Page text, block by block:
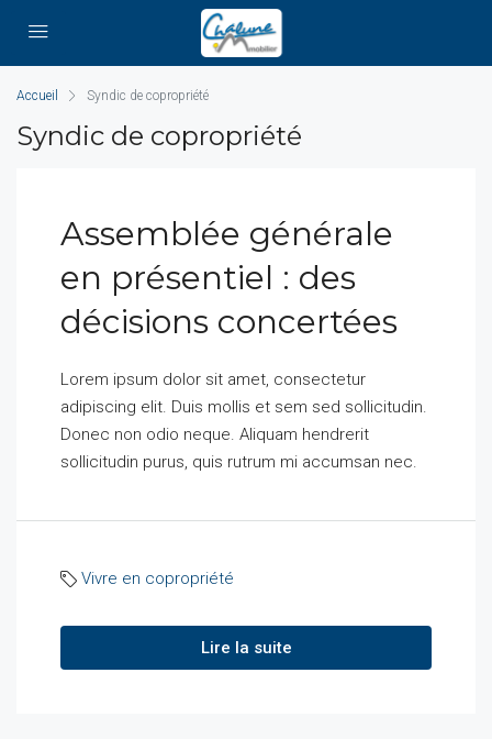
Accueil Syndic de copropriété
Syndic de copropriété
Assemblée générale
en présentiel : des
décisions concertées
Lorem ipsum dolor sit amet, consectetur
adipiscing elit. Duis mollis et sem sed sollicitudin.
Donec non odio neque. Aliquam hendrerit
sollicitudin purus, quis rutrum mi accumsan nec.
Vivre en copropriété
Lire la suite